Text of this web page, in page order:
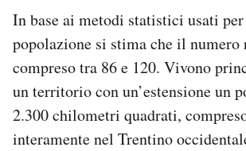
In base ai metodi statistici usati
popolazione si stima che il numero
compreso tra 86 e 120. Vivono
un territorio con un’estensione un
2.300 chilometri quadrati,
interamente nel Trentino